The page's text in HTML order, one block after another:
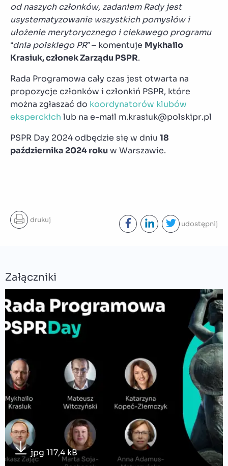
od naszych członków, zadaniem Rady jest
usystematyzowanie wszystkich pomysłów i
ułożenie merytorycznego i ciekawego programu
“dnia polskiego PR”– komentuje Mykhailo
Krasiuk, członek Zarządu PSPR.
Rada Programowa cały czas jest otwarta na
propozycje członków i członkiń PSPR, które
można zgłaszać do koordynatorów klubów
eksperckich lub na e-mail m.krasiuk@polskipr.pl
PSPR Day 2024 odbędzie się w dniu 18
października 2024 rokuw Warszawie.
drukuj udostępnij
Załączniki
jpg 117,4 kB